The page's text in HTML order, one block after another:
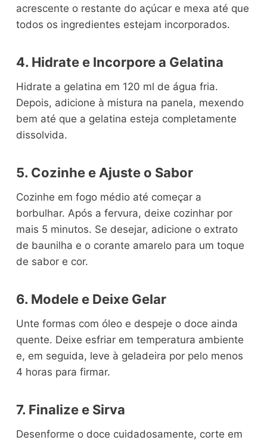
acrescente o restante do açúcar e mexa até que
todos os ingredientes estejam incorporados.
4. Hidrate e Incorpore a Gelatina
Hidrate a gelatina em 120 ml de água fria.
Depois, adicione à mistura na panela, mexendo
bem até que a gelatina esteja completamente
dissolvida.
5. Cozinhe e Ajuste o Sabor
Cozinhe em fogo médio até começar a
borbulhar. Após a fervura, deixe cozinhar por
mais 5 minutos. Se desejar, adicione o extrato
de baunilha e o corante amarelo para um toque
de sabor e cor.
6. Modele e Deixe Gelar
Unte formas com óleo e despeje o doce ainda
quente. Deixe esfriar em temperatura ambiente
e, em seguida, leve à geladeira por pelo menos
4 horas para firmar.
7. Finalize e Sirva
Desenforme o doce cuidadosamente, corte em